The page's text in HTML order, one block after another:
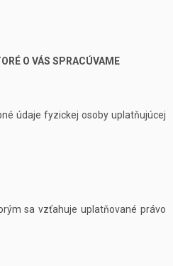
O VÁS SPRACÚVAME
údaje fyzickej osoby uplatňujúcej
sa vzťahuje uplatňované právo